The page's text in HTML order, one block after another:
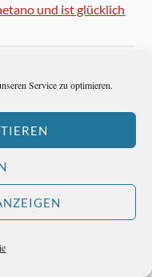
Service zu optimieren.
und ist glücklich